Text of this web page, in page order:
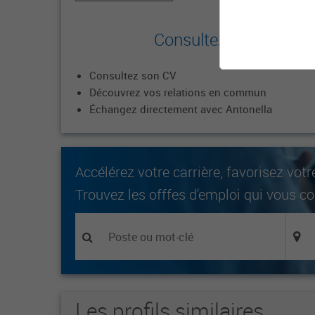
Consultez le profil
Consultez son CV
Découvrez vos relations en commun
Échangez directement avec Antonella
Accélérez votre carrière, favorisez
Trouvez les offfes d'emploi qui vous